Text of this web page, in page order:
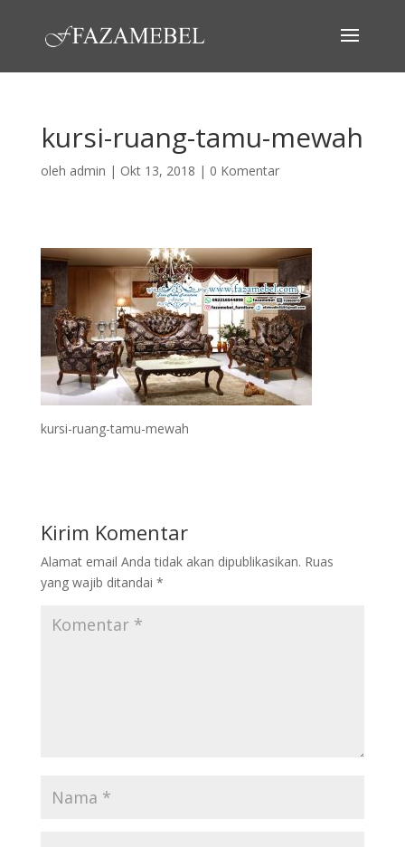
kursi-ruang-tamu-mewah
oleh admin | Okt 13, 2018 | 0 Komentar
kursi-ruang-tamu-mewah
Kirim Komentar
Alamat email Anda tidak akan dipublikasikan. Ruas
yang wajib ditandai *